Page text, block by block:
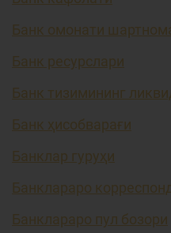
Банк омонати
Банк ресурслари
Банк тизимининг
Банк ҳисобварағи
Банклар гуруҳи
Банклараро
Банклараро пул бозори